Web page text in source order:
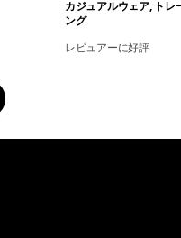
カジュアルウェア, トレ
ング
レビュアーに好評